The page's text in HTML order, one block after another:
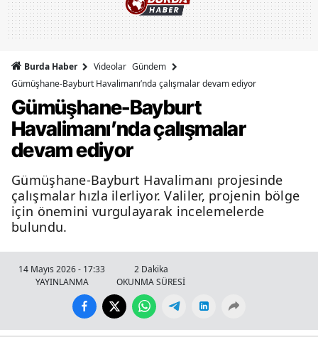
Burda Haber Videolar Gündem
Gümüşhane-Bayburt Havalimanı’nda çalışmalar devam ediyor
Gümüşhane-Bayburt
Havalimanı’nda çalışmalar
devam ediyor
Gümüşhane-Bayburt Havalimanı projesinde
çalışmalar hızla ilerliyor. Valiler, projenin bölge
için önemini vurgulayarak incelemelerde
bulundu.
14 Mayıs 2026 - 17:33
YAYINLANMA
2 Dakika
OKUNMA SÜRESİ